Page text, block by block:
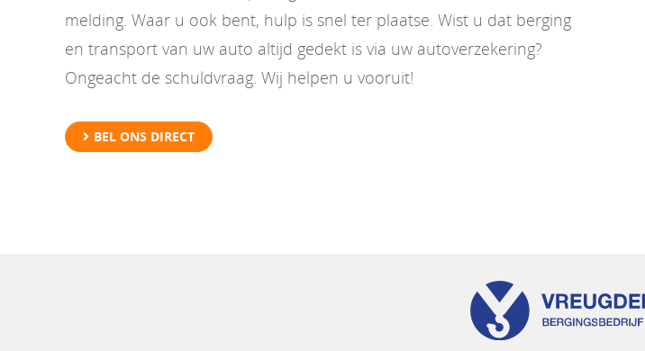
melding. Waar u ook bent, hulp is snel ter plaatse. Wist u dat berging
en transport van uw auto altijd gedekt is via uw autoverzekering?
Ongeacht de schuldvraag. Wij helpen u vooruit!
BEL ONS DIRECT